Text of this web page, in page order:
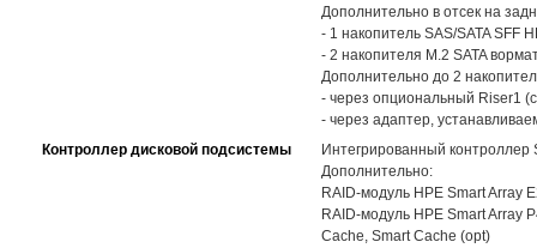
Дополнительно в отсек на
- 1 накопитель SAS/SATA SFF
- 2 накопителя M.2 SATA
Дополнительно до 2
- через опциональный Riser1
- через адаптер,
Контроллер дисковой подсистемы
Интегрированный контроллер
Дополнительно:
RAID-модуль HPE Smart Array
RAID-модуль HPE Smart Array
Cache, Smart Cache (opt)